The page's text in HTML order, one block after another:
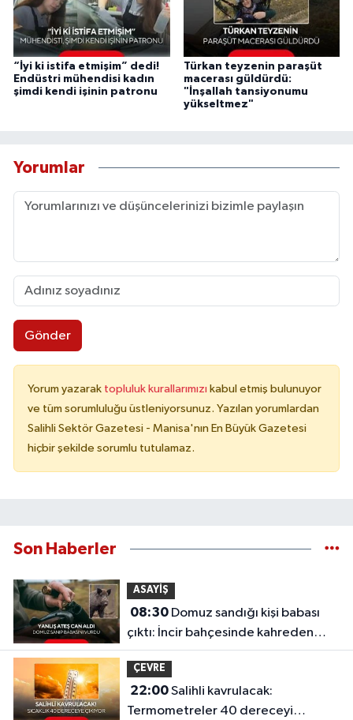
“İyi ki istifa etmişim” dedi!
Endüstri mühendisi kadın
şimdi kendi işinin patronu
Türkan teyzenin paraşüt
macerası güldürdü:
"İnşallah tansiyonumu
yükseltmez"
Yorumlar
Gönder
Yorum yazarak topluluk kurallarımızı kabul etmiş bulunuyor
ve tüm sorumluluğu üstleniyorsunuz. Yazılan yorumlardan
Salihli Sektör Gazetesi - Manisa'nın En Büyük Gazetesi
hiçbir şekilde sorumlu tutulamaz.
Son Haberler
ASAYİŞ
08:30Domuz sandığı kişi babası
çıktı: İncir bahçesinde kahreden
facia
ÇEVRE
22:00Salihli kavrulacak:
Termometreler 40 dereceyi